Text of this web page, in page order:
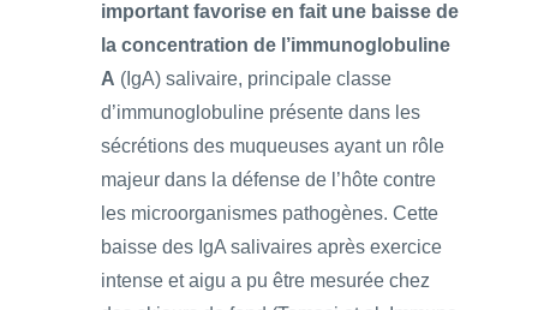
important favorise en fait une baisse de
la concentration de l’immunoglobuline
A (IgA) salivaire, principale classe
d’immunoglobuline présente dans les
sécrétions des muqueuses ayant un rôle
majeur dans la défense de l’hôte contre
les microorganismes pathogènes. Cette
baisse des IgA salivaires après exercice
intense et aigu a pu être mesurée chez